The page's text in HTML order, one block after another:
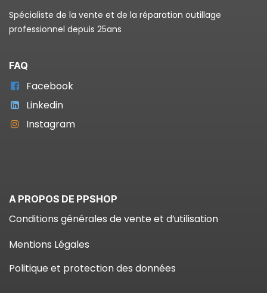
Spécialiste de la vente et de la réparation outillage
professionnel depuis 25ans
FAQ
Facebook
Linkedin
Instagram
A PROPOS DE PPSHOP
Conditions générales de vente et d’utilisation
Mentions Légales
Politique et protection des données